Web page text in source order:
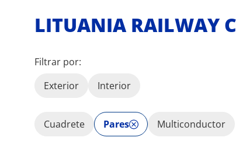
LITUANIA RAILWAY
Filtrar por:
Exterior
Interior
Cuadrete Pares Multiconductor